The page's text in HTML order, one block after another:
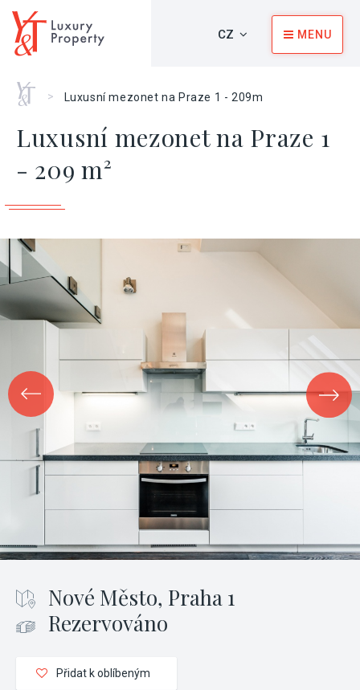
CZ MENU
Home
> Luxusní mezonet na Praze 1 - 209m
Luxusní mezonet na Praze 1
- 209 m²
Nové Město, Praha 1
Rezervováno
Přidat k oblíbeným